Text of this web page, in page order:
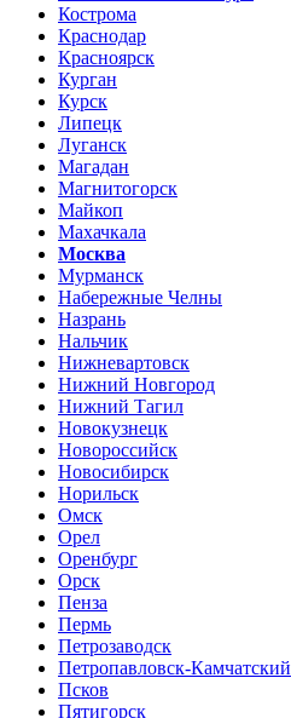
Кострома
Краснодар
Красноярск
Курган
Курск
Липецк
Луганск
Магадан
Магнитогорск
Майкоп
Махачкала
Москва
Мурманск
Набережные Челны
Назрань
Нальчик
Нижневартовск
Нижний Новгород
Нижний Тагил
Новокузнецк
Новороссийск
Новосибирск
Норильск
Омск
Орел
Оренбург
Орск
Пенза
Пермь
Петрозаводск
Петропавловск-Камчатский
Псков
Пятигорск